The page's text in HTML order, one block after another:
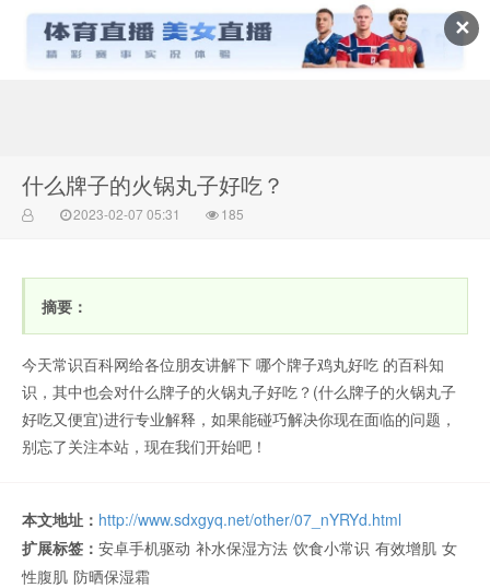
✕
什么牌子的火锅丸子好吃？
2023-02-07 05:31 185
摘要：
今天常识百科网给各位朋友讲解下 哪个牌子鸡丸好吃 的百科知
识，其中也会对什么牌子的火锅丸子好吃？(什么牌子的火锅丸子
好吃又便宜)进行专业解释，如果能碰巧解决你现在面临的问题，
别忘了关注本站，现在我们开始吧！
本文地址： http://www.sdxgyq.net/other/07_nYRYd.html
扩展标签： 安卓手机驱动 补水保湿方法 饮食小常识 有效增肌 女
性腹肌 防晒保湿霜